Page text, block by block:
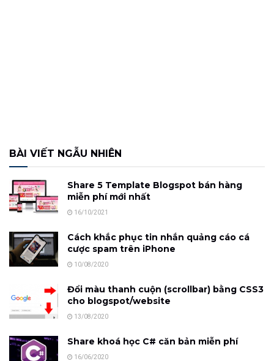
BÀI VIẾT NGẪU NHIÊN
Share 5 Template Blogspot bán hàng
miễn phí mới nhất
16/10/2021
Cách khắc phục tin nhắn quảng cáo cá
cược spam trên iPhone
10/08/2020
Đổi màu thanh cuộn (scrollbar) bằng CSS3
cho blogspot/website
13/08/2020
Share khoá học C# căn bản miễn phí
16/06/2020